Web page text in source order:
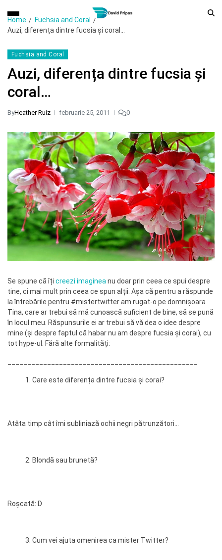
Home
Fuchsia and Coral
Auzi, diferența dintre fucsia și coral…
Fuchsia and Coral
Auzi, diferența dintre fucsia și
coral…
ByHeather Ruiz februarie 25, 2011 0
Se spune că îți creezi imagineanu doar prin ceea ce spui despre
tine, ci mai mult prin ceea ce spun alții. Așa că pentru a răspunde
la întrebările pentru #mistertwitter am rugat-o pe domnișoara
Tina, care ar trebui să mă cunoască suficient de bine, să se pună
în locul meu. Răspunsurile ei ar trebui să vă dea o idee despre
mine (și despre faptul că habar nu am despre fucsia și corai), cu
tot hype-ul. Fără alte formalități:
Care este diferența dintre fucsia și corai?
Atâta timp cât îmi subliniază ochii negri pătrunzători…
Blondă sau brunetă?
Roșcată: D
Cum vei ajuta omenirea ca mister Twitter?